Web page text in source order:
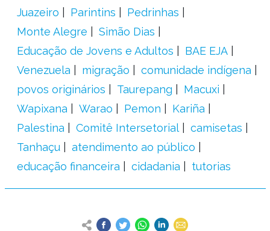
Juazeiro
Parintins
Pedrinhas
Monte Alegre
Simão Dias
Educação de Jovens e Adultos
BAE EJA
Venezuela
migração
comunidade indígena
povos originários
Taurepang
Macuxi
Wapixana
Warao Pemon
Kariña
Palestina
Comitê Intersetorial
camisetas
Tanhaçu
atendimento ao público
educação financeira
cidadania tutorias